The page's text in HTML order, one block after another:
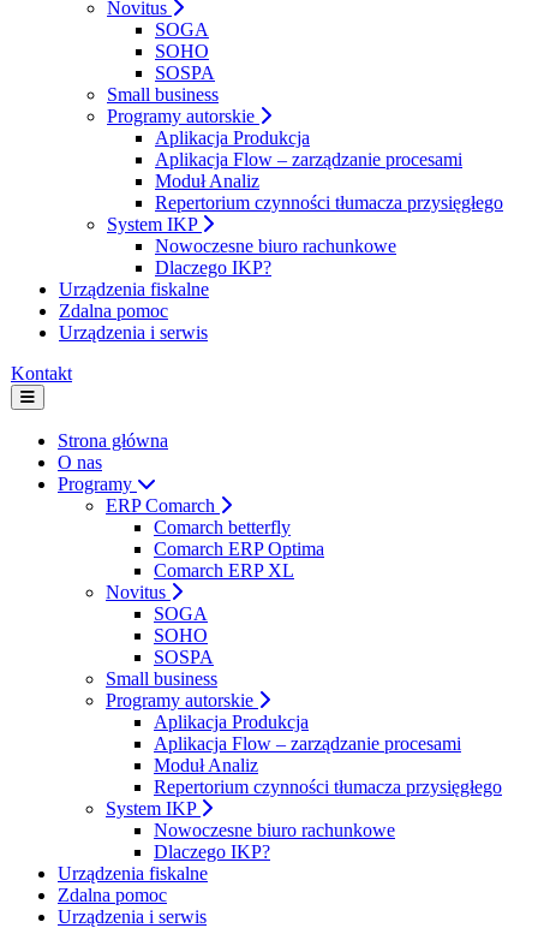
Novitus
SOGA
SOHO
SOSPA
Small business
Programy autorskie
Aplikacja Produkcja
Aplikacja Flow – zarządzanie procesami
Moduł Analiz
Repertorium czynności tłumacza przysięgłego
System IKP
Nowoczesne biuro rachunkowe
Dlaczego IKP?
Urządzenia fiskalne
Zdalna pomoc
Urządzenia i serwis
Kontakt
Strona główna
O nas
Programy
ERP Comarch
Comarch betterfly
Comarch ERP Optima
Comarch ERP XL
Novitus
SOGA
SOHO
SOSPA
Small business
Programy autorskie
Aplikacja Produkcja
Aplikacja Flow – zarządzanie procesami
Moduł Analiz
Repertorium czynności tłumacza przysięgłego
System IKP
Nowoczesne biuro rachunkowe
Dlaczego IKP?
Urządzenia fiskalne
Zdalna pomoc
Urządzenia i serwis